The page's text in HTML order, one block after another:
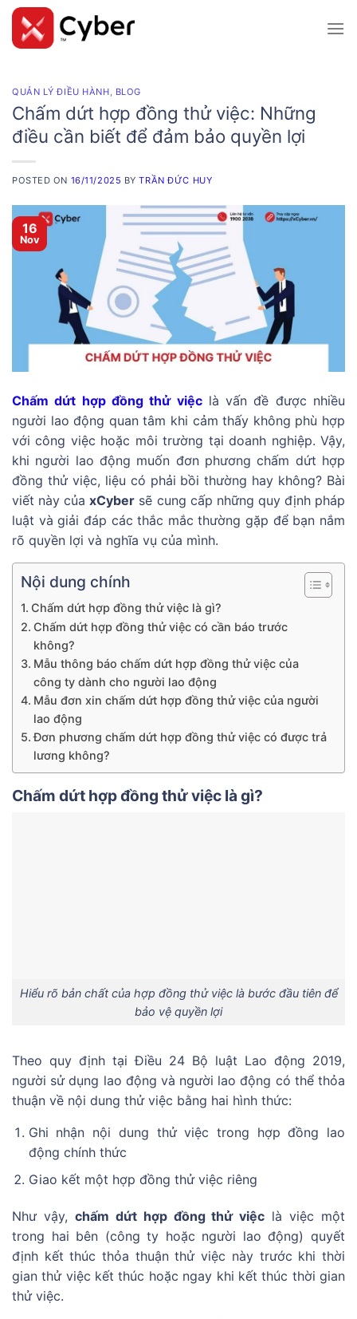
Skip
content
QUẢN LÝ ĐIỀU HÀNH, BLOG
Chấm dứt hợp đồng thử việc: Những
điều cần biết để đảm bảo quyền lợi
POSTED ON 16/11/2025 BYTRẦN ĐỨC HUY
16
Nov
Chấm dứt hợp đồng thử việclà vấn đề được nhiều
người lao động quan tâm khi cảm thấy không phù hợp
với công việc hoặc môi trường tại doanh nghiệp. Vậy,
khi người lao động muốn đơn phương chấm dứt hợp
đồng thử việc, liệu có phải bồi thường hay không? Bài
viết này củaxCyber sẽ cung cấp những quy định pháp
luật và giải đáp các thắc mắc thường gặp để bạn nắm
rõ quyền lợi và nghĩa vụ của mình.
Nội dung chính
Chấm dứt hợp đồng thử việc là gì?
Chấm dứt hợp đồng thử việc có cần báo trước
không?
Mẫu thông báo chấm dứt hợp đồng thử việc của
công ty dành cho người lao động
Mẫu đơn xin chấm dứt hợp đồng thử việc của người
lao động
Đơn phương chấm dứt hợp đồng thử việc có được trả
lương không?
Chấm dứt hợp đồng thử việc là gì?
Hiểu rõ bản chất của hợp đồng thử việc là bước đầu tiên để
bảo vệ quyền lợi
Theo quy định tại Điều 24 Bộ luật Lao động 2019,
người sử dụng lao động và người lao động có thể thỏa
thuận về nội dung thử việc bằng hai hình thức:
Ghi nhận nội dung thử việc trong hợp đồng lao
động chính thức
Giao kết một hợp đồng thử việc riêng
Như vậy, chấm dứt hợp đồng thử việc là việc một
trong hai bên (công ty hoặc người lao động) quyết
định kết thúc thỏa thuận thử việc này trước khi thời
gian thử việc kết thúc hoặc ngay khi kết thúc thời gian
thử việc.